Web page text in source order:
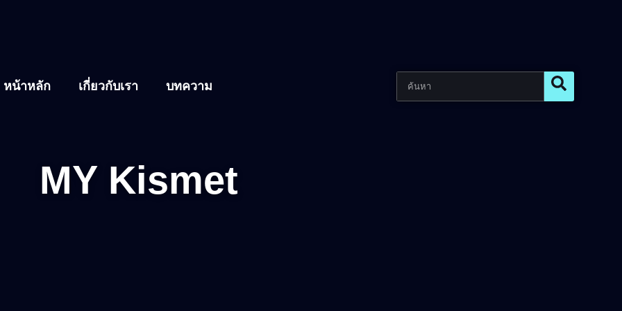
หน้าหลัก เกี่ยวกับเรา บทความ
MY Kismet